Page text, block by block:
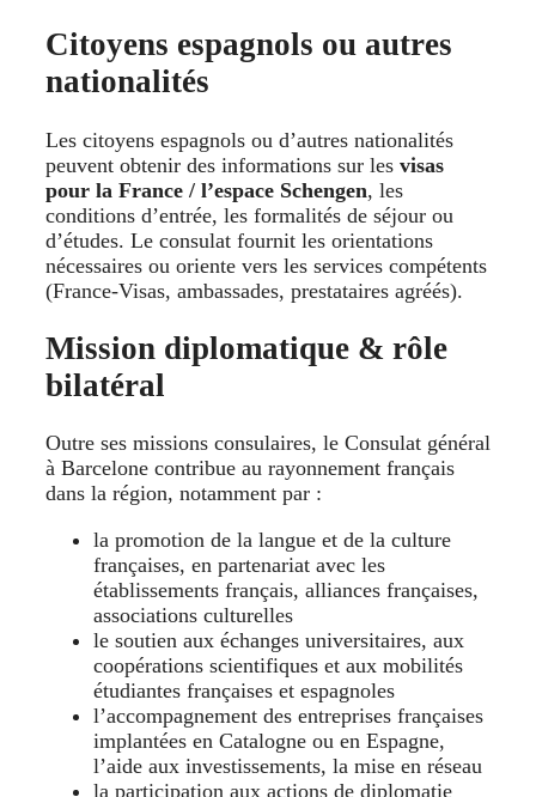
Citoyens espagnols ou autres
nationalités
Les citoyens espagnols ou d’autres nationalités
peuvent obtenir des informations sur les visas
pour la France / l’espace Schengen, les
conditions d’entrée, les formalités de séjour ou
d’études. Le consulat fournit les orientations
nécessaires ou oriente vers les services compétents
(France-Visas, ambassades, prestataires agréés).
Mission diplomatique & rôle
bilatéral
Outre ses missions consulaires, le Consulat général
à Barcelone contribue au rayonnement français
dans la région, notamment par :
la promotion de la langue et de la culture
françaises, en partenariat avec les
établissements français, alliances françaises,
associations culturelles
le soutien aux échanges universitaires, aux
coopérations scientifiques et aux mobilités
étudiantes françaises et espagnoles
l’accompagnement des entreprises françaises
implantées en Catalogne ou en Espagne,
l’aide aux investissements, la mise en réseau
la participation aux actions de diplomatie